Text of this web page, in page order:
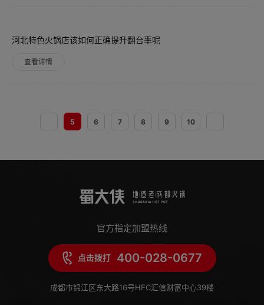
河北特色火锅店该如何正确提升翻台率呢
查看详情
5 6 7 8 9 10
官方指定加盟热线
点击拨打 400-028-0677
成都市锦江区东大路16号HFC汇信财富中心39楼